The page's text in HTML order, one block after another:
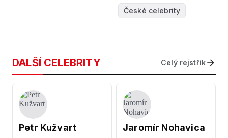
České celebrity
DALŠÍ CELEBRITY Celý rejstřík
Petr Kužvart Jaromír Nohavica